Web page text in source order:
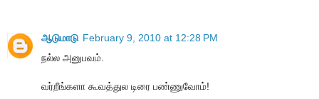
ஆடுமாடு February 9, 2010 at 12:28 PM
நல்ல அனுபவம்.
வர்றீங்களா கூவத்துல டிரை பண்ணுவோம்!